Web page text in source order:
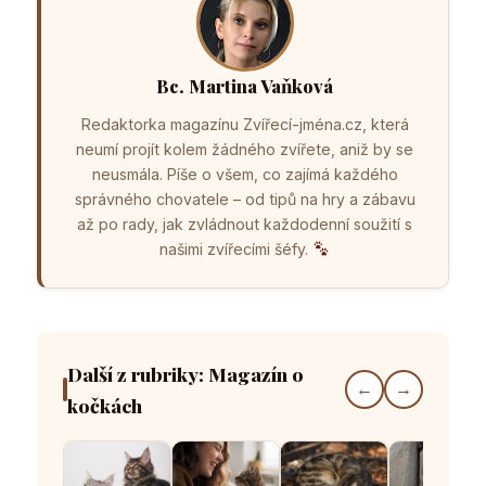
Bc. Martina Vaňková
Redaktorka magazínu Zvířecí-jména.cz, která
neumí projít kolem žádného zvířete, aniž by se
neusmála. Píše o všem, co zajímá každého
správného chovatele – od tipů na hry a zábavu
až po rady, jak zvládnout každodenní soužití s
našimi zvířecími šéfy.
Další z rubriky: Magazín o
kočkách
← →